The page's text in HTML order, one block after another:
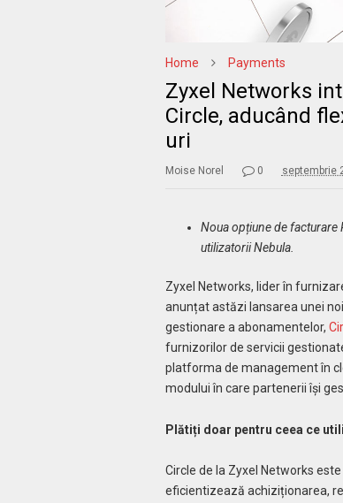
Home Payments
Zyxel Networks
Circle, aducând
uri
Moise Norel 0 septembrie
Noua opțiune de facturare
utilizatorii Nebula.
Zyxel Networks, lider în
anunțat astăzi lansarea unei
gestionare a abonamentelor,
furnizorilor de servicii
platforma de management în
modului în care partenerii își
Plătiți doar pentru ceea ce
Circle de la Zyxel Networks
eficientizează achiziționarea,